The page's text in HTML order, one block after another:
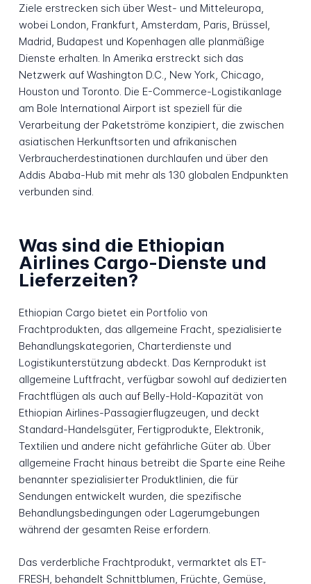
Ziele erstrecken sich über West- und Mitteleuropa,
wobei London, Frankfurt, Amsterdam, Paris, Brüssel,
Madrid, Budapest und Kopenhagen alle planmäßige
Dienste erhalten. In Amerika erstreckt sich das
Netzwerk auf Washington D.C., New York, Chicago,
Houston und Toronto. Die E-Commerce-Logistikanlage
am Bole International Airport ist speziell für die
Verarbeitung der Paketströme konzipiert, die zwischen
asiatischen Herkunftsorten und afrikanischen
Verbraucherdestinationen durchlaufen und über den
Addis Ababa-Hub mit mehr als 130 globalen Endpunkten
verbunden sind.
Was sind die Ethiopian
Airlines Cargo-Dienste und
Lieferzeiten?
Ethiopian Cargo bietet ein Portfolio von
Frachtprodukten, das allgemeine Fracht, spezialisierte
Behandlungskategorien, Charterdienste und
Logistikunterstützung abdeckt. Das Kernprodukt ist
allgemeine Luftfracht, verfügbar sowohl auf dedizierten
Frachtflügen als auch auf Belly-Hold-Kapazität von
Ethiopian Airlines-Passagierflugzeugen, und deckt
Standard-Handelsgüter, Fertigprodukte, Elektronik,
Textilien und andere nicht gefährliche Güter ab. Über
allgemeine Fracht hinaus betreibt die Sparte eine Reihe
benannter spezialisierter Produktlinien, die für
Sendungen entwickelt wurden, die spezifische
Behandlungsbedingungen oder Lagerumgebungen
während der gesamten Reise erfordern.
Das verderbliche Frachtprodukt, vermarktet als ET-
FRESH, behandelt Schnittblumen, Früchte, Gemüse,